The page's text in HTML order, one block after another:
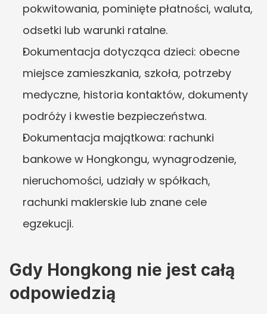
pokwitowania, pominięte płatności, waluta,
odsetki lub warunki ratalne.
Dokumentacja dotycząca dzieci: obecne
miejsce zamieszkania, szkoła, potrzeby
medyczne, historia kontaktów, dokumenty
podróży i kwestie bezpieczeństwa.
Dokumentacja majątkowa: rachunki
bankowe w Hongkongu, wynagrodzenie,
nieruchomości, udziały w spółkach,
rachunki maklerskie lub znane cele
egzekucji.
Gdy Hongkong nie jest całą
odpowiedzią